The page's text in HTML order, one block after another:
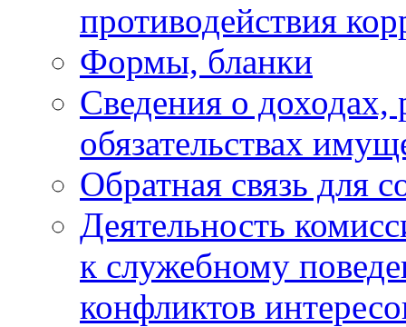
противодействия
Формы, бланки
Сведения о доходах,
обязательствах
Обратная связь для
Деятельность
к служебному
конфликтов